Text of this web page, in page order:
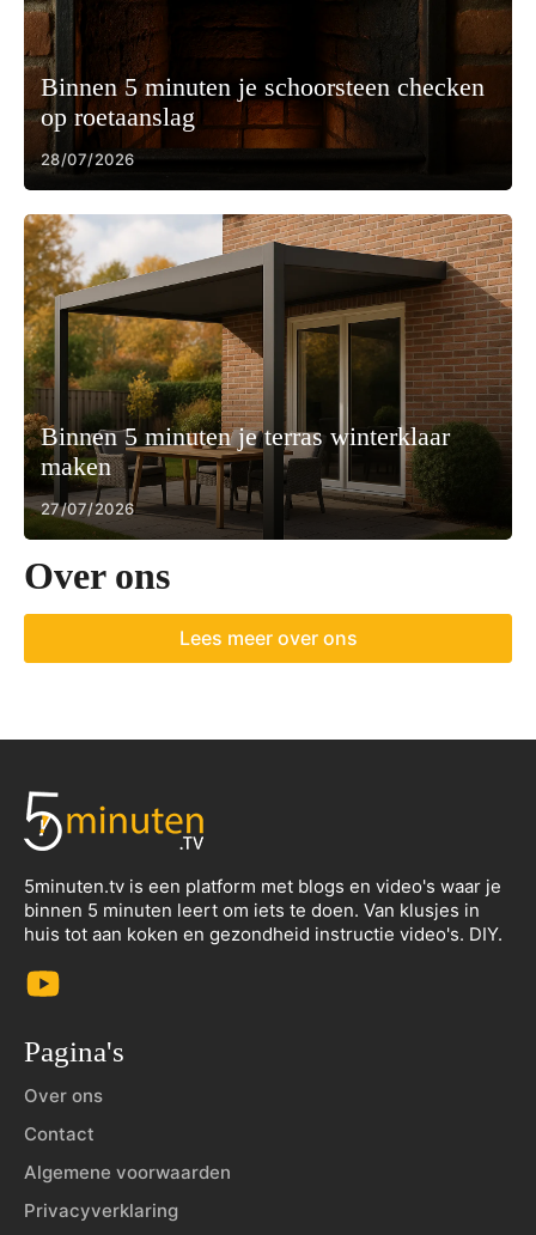
Binnen 5 minuten je schoorsteen checken
op roetaanslag
28/07/2026
Binnen 5 minuten je terras winterklaar
maken
27/07/2026
Over ons
Lees meer over ons
5minuten.tv is een platform met blogs en video's waar je
binnen 5 minuten leert om iets te doen. Van klusjes in
huis tot aan koken en gezondheid instructie video's. DIY.
Pagina's
Over ons
Contact
Algemene voorwaarden
Privacyverklaring